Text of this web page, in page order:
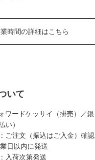
時間の詳細はこちら
いて
ワードケッサイ（掛売）／銀
い）
ご注文（振込はご入金）確認
日以内に発送
入荷次第発送